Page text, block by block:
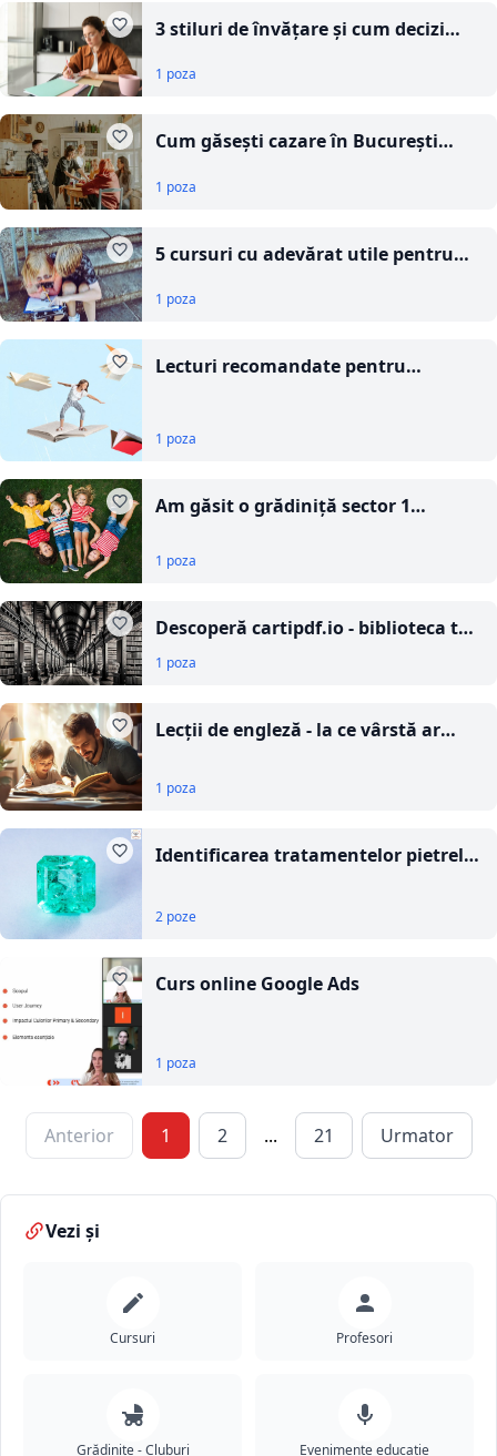
3 stiluri de învățare și cum decizi
1 poza
Cum găsești cazare în București
alternative
1 poza
5 cursuri cu adevărat utile pentru
1 poza
Lecturi recomandate pentru
1 poza
Am găsit o grădiniță sector 1
1 poza
Descoperă cartipdf.io - biblioteca ta
de cărți PDF gratuite!
1 poza
Lecții de engleză - la ce vârstă ar
1 poza
Identificarea tratamentelor pietrelor
2 poze
Curs online Google Ads
1 poza
Anterior 1 2 ... 21 Urmator
Vezi și
Cursuri Profesori
Grădinițe - Cluburi Evenimente educație